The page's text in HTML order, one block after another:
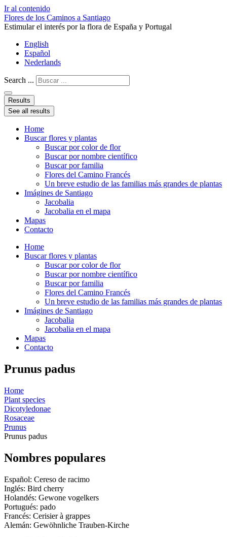
Ir al contenido
Flores de los Caminos a Santiago
Estimular el interés por la flora de España y Portugal
English
Español
Nederlands
Search ...
Results
See all results
Home
Buscar flores y plantas
Buscar por color de flor
Buscar por nombre científico
Buscar por familia
Flores del Camino Francés
Un breve estudio de las familias más grandes de plantas
Imágines de Santiago
Jacobalia
Jacobalia en el mapa
Mapas
Contacto
Home
Buscar flores y plantas
Buscar por color de flor
Buscar por nombre científico
Buscar por familia
Flores del Camino Francés
Un breve estudio de las familias más grandes de plantas
Imágines de Santiago
Jacobalia
Jacobalia en el mapa
Mapas
Contacto
Prunus padus
Home
Plant species
Dicotyledonae
Rosaceae
Prunus
Prunus padus
Nombres populares
Español: Cereso de racimo
Inglés: Bird cherry
Holandés: Gewone vogelkers
Portugués: pado
Francés: Cerisier à grappes
Alemán: Gewöhnliche Trauben-Kirche